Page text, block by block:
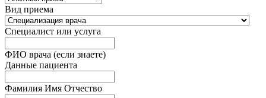
Вид приема
Специалист или услуга
ФИО врача (если знаете)
Данные пациента
Фамилия Имя Отчество